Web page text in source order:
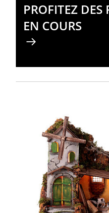
PROFITEZ
EN COURS